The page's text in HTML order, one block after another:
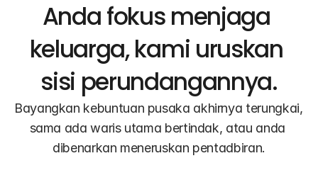
Anda fokus menjaga
keluarga, kami uruskan
sisi perundangannya.
Bayangkan kebuntuan pusaka akhirnya terungkai,
sama ada waris utama bertindak, atau anda
dibenarkan meneruskan pentadbiran.